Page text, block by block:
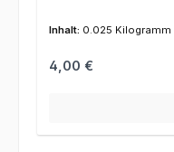
Inhalt: 0.025 Kilogramm
Regulärer Preis:
4,00 €